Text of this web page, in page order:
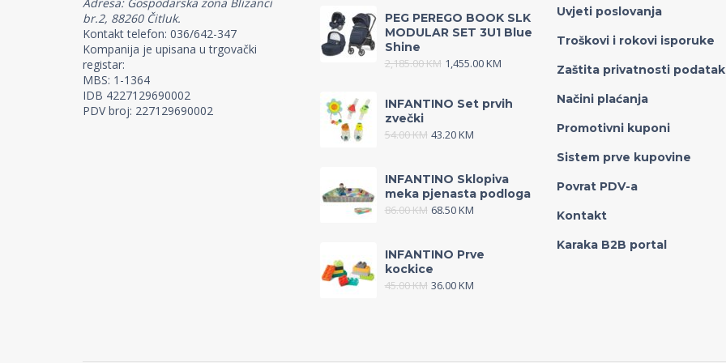
br.2, 88260 Čitluk.
Kontakt telefon: 036/642-347
Kompanija je upisana u trgovački
registar:
MBS: 1-1364
IDB 4227129690002
PDV broj: 227129690002
PEG PEREGO BOOK SLK
MODULAR SET 3U1 Blue
Shine
2,185.00KM 1,455.00KM
INFANTINO Set prvih
zvečki
54.00KM 43.20KM
INFANTINO Sklopiva
meka pjenasta podloga
86.00KM 68.50KM
INFANTINO Prve
kockice
45.00KM 36.00KM
Uvjeti poslovanja
Troškovi i rokovi isporuke
Zaštita privatnosti
Načini plaćanja
Promotivni kuponi
Sistem prve kupovine
Povrat PDV-a
Kontakt
Karaka B2B portal